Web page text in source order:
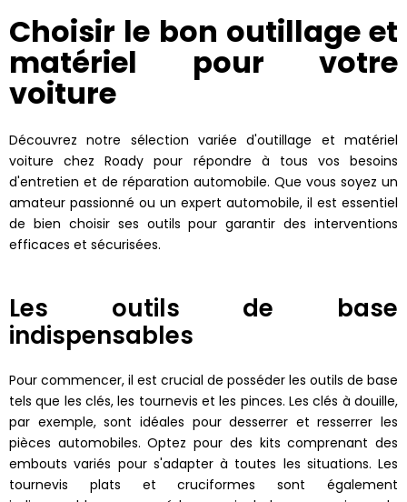
Choisir le bon outillage et
matériel pour votre
voiture
Découvrez notre sélection variée d'outillage et matériel
voiture chez Roady pour répondre à tous vos besoins
d'entretien et de réparation automobile. Que vous soyez un
amateur passionné ou un expert automobile, il est essentiel
de bien choisir ses outils pour garantir des interventions
efficaces et sécurisées.
Les outils de base
indispensables
Pour commencer, il est crucial de posséder les outils de base
tels que les clés, les tournevis et les pinces. Les clés à douille,
par exemple, sont idéales pour desserrer et resserrer les
pièces automobiles. Optez pour des kits comprenant des
embouts variés pour s'adapter à toutes les situations. Les
tournevis plats et cruciformes sont également